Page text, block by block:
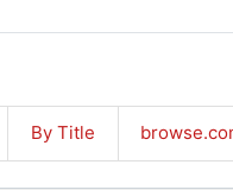
By Title